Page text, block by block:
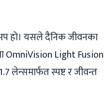
हो। यसले दैनिक जीवनका
OmniVision Light Fusion
स्पष्ट र जीवन्त